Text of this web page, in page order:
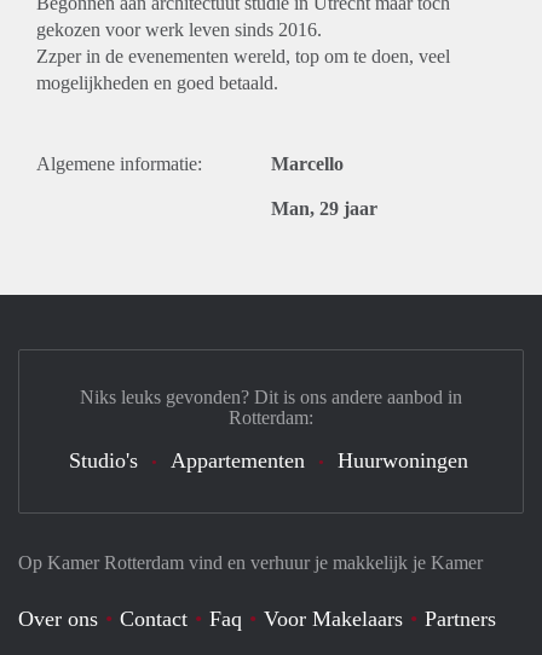
gekozen voor werk leven sinds 2016.
Zzper in de evenementen wereld, top om te doen, veel
mogelijkheden en goed betaald.
Algemene informatie: Marcello
Man, 29 jaar
Op Kamer Rotterdam vind en verhuur je makkelijk je Kamer
Over ons Contact Faq Voor Makelaars Partners
Niks leuks gevonden? Dit is ons andere aanbod in
Rotterdam:
Studio's Appartementen Huurwoningen